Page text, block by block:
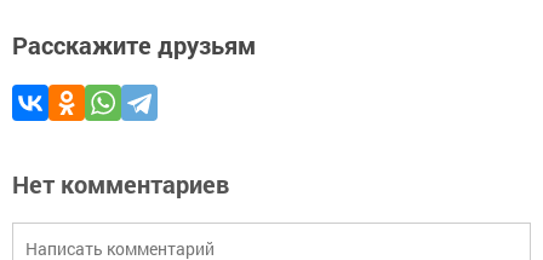
Расскажите друзьям
Нет комментариев